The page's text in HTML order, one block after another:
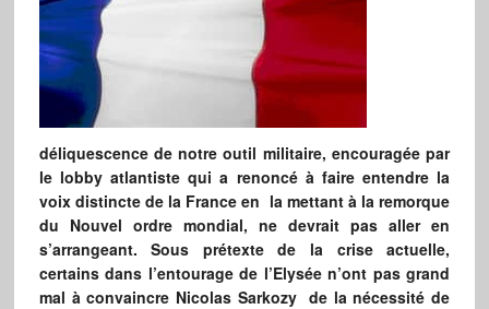
déliquescence de notre outil militaire, encouragée par
le lobby atlantiste qui a renoncé à faire entendre la
voix distincte de la France en la mettant à la remorque
du Nouvel ordre mondial, ne devrait pas aller en
s’arrangeant. Sous prétexte de la crise actuelle,
certains dans l’entourage de l’Elysée n’ont pas grand
mal à convaincre Nicolas Sarkozy de la nécessité de